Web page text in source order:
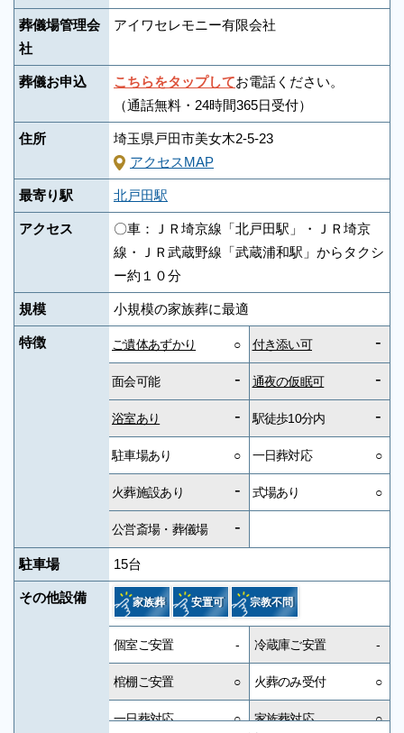
葬儀場管理会
社
アイワセレモニー有限会社
葬儀お申込 こちらをタップしてお電話ください。
（通話無料・24時間365日受付）
住所
埼玉県戸田市美女木2-5-23
アクセスMAP
最寄り駅 北戸田駅
アクセス
〇車：ＪＲ埼京線「北戸田駅」・ＪＲ埼京
線・ＪＲ武蔵野線「武蔵浦和駅」からタクシ
ー約１０分
規模 小規模の家族葬に最適
特徴 ご遺体あずかり ○ 付き添い可 -
面会可能 - 通夜の仮眠可 -
浴室あり - 駅徒歩10分内 -
駐車場あり ○ 一日葬対応 ○
火葬施設あり - 式場あり ○
公営斎場・葬儀場 -
駐車場 15台
その他設備 家族葬 安置可 宗教不問
個室ご安置 - 冷蔵庫ご安置 -
棺棚ご安置 ○ 火葬のみ受付 ○
一日葬対応 ○ 家族葬対応 ○